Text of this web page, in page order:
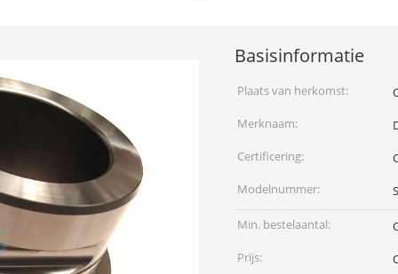
Basisinformatie
Plaats van herkomst:
Merknaam:
Certificering:
Modelnummer:
Min. bestelaantal:
Prijs: